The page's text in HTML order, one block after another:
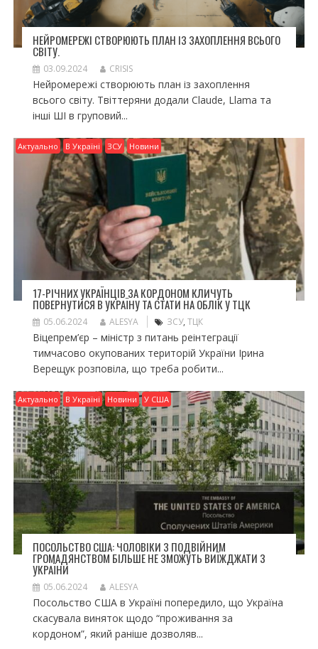
НЕЙРОМЕРЕЖІ СТВОРЮЮТЬ ПЛАН ІЗ ЗАХОПЛЕННЯ ВСЬОГО
СВІТУ.
03.09.2024 CRISIS
Нейромережі створюють план із захоплення
всього світу. Твіттеряни додали Claude, Llama та
інші ШІ в груповий...
Актуально В Україні ЗСУ Новини
17-РІЧНИХ УКРАЇНЦІВ ЗА КОРДОНОМ КЛИЧУТЬ
ПОВЕРНУТИСЯ В УКРАЇНУ ТА СТАТИ НА ОБЛІК У ТЦК
05.06.2024 ALESYA ЗСУ, ТЦК
Віцепрем’єр – міністр з питань реінтеграції
тимчасово окупованих територій України Ірина
Верещук розповіла, що треба робити...
Актуально В Україні Новини У США
ПОСОЛЬСТВО США: ЧОЛОВІКИ З ПОДВІЙНИМ
ГРОМАДЯНСТВОМ БІЛЬШЕ НЕ ЗМОЖУТЬ ВИЇЖДЖАТИ З
УКРАЇНИ
05.06.2024 ALESYA
Посольство США в Україні попередило, що Україна
скасувала виняток щодо “проживання за
кордоном”, який раніше дозволяв...